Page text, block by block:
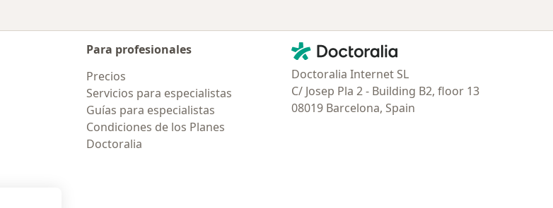
Para profesionales
Precios
Servicios para especialistas
Guías para especialistas
Condiciones de los Planes
Doctoralia
Contacto
Doctoralia - Página de inicio
Doctoralia Internet SL
C/ Josep Pla 2 - Building B2, floor 13
08019 Barcelona, Spain